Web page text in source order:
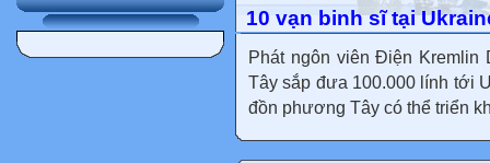
10 vạn binh sĩ tại
Phát ngôn viên Điện
Tây sắp đưa 100.000 lính tới
đồn phương Tây có thể triển